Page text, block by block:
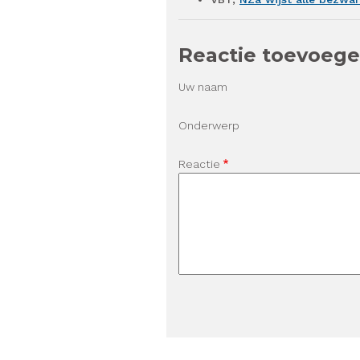
Reactie
Uw naam
Onderwerp
Reactie